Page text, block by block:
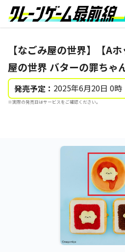
【なごみ屋の世界】【A
屋の世界 バターの罪ちゃ
発売予定： 2025年6月20日 0時
※実際の発売日はサービスをご確認ください。